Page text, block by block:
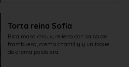
Torta reina Sofía
Rica masa choux, rellena con salsa de
frambuesa, crema chantilly y un toque
de crema pastelera.